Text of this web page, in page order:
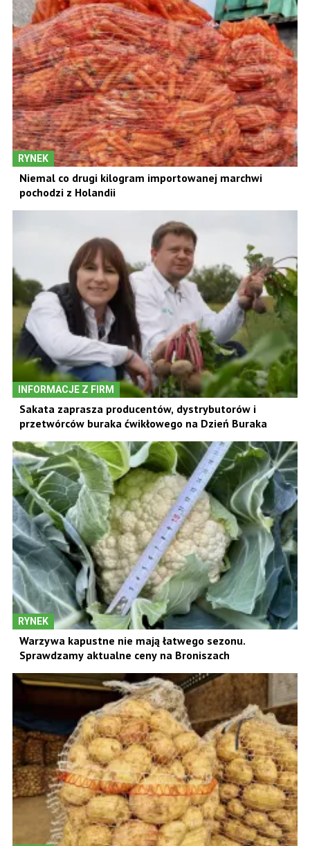
RYNEK
Niemal co drugi kilogram importowanej marchwi
pochodzi z Holandii
INFORMACJE Z FIRM
Sakata zaprasza producentów, dystrybutorów i
przetwórców buraka ćwikłowego na Dzień Buraka
RYNEK
Warzywa kapustne nie mają łatwego sezonu.
Sprawdzamy aktualne ceny na Broniszach